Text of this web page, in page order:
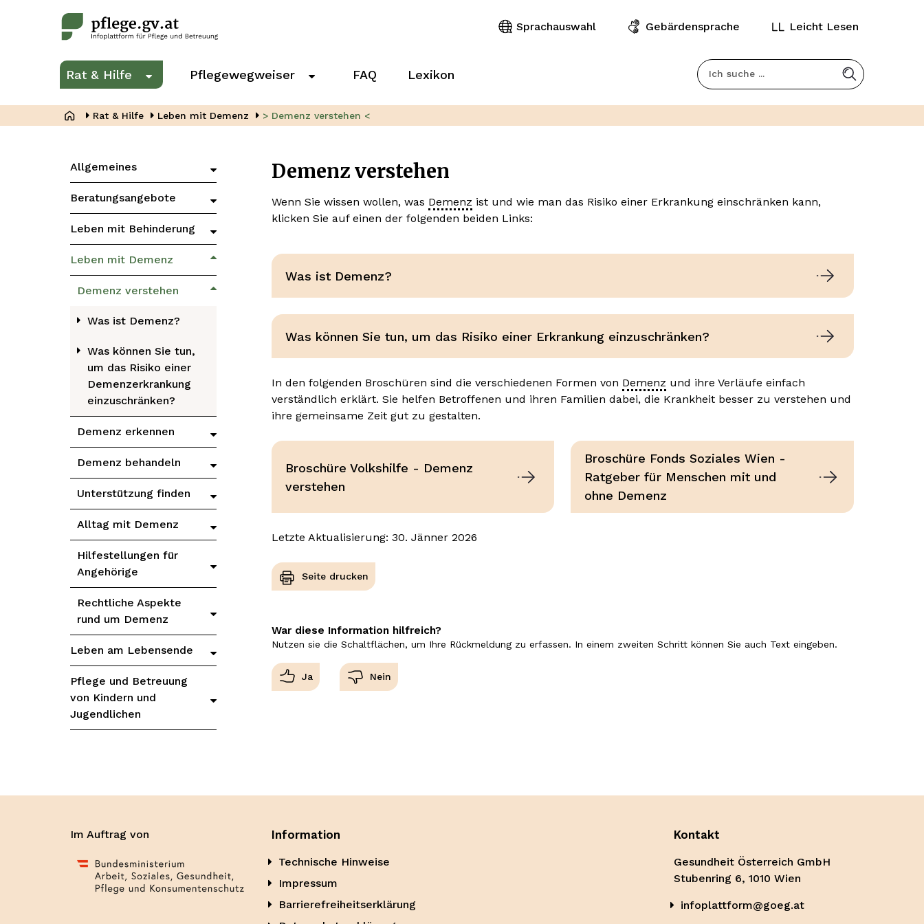
Sprachauswahl Gebärdensprache Leicht Lesen
Hauptnavigation
Rat & Hilfe
Untermenü
„Rat
Pflegewegweiser
Untermenü
„Pflegewegweiser“
FAQ Lexikon
Suchfeld
Pfadnavigation
Rat & Hilfe Leben mit Demenz > Demenz verstehen <
Zweite
Menüebene
Hauptnavigation
Allgemeines
Beratungsangebote
Leben mit Behinderung
Leben mit Demenz
Demenz verstehen
Was ist Demenz?
Was können Sie tun,
um das Risiko einer
Demenzerkrankung
einzuschränken?
Demenz erkennen
Demenz behandeln
Unterstützung finden
Alltag mit Demenz
Hilfestellungen für
Angehörige
Rechtliche Aspekte
rund um Demenz
Leben am Lebensende
Pflege und Betreuung
von Kindern und
Jugendlichen
Demenz verstehen
Wenn Sie wissen wollen, was Demenz ist und wie man das Risiko einer Erkrankung einschränken kann,
klicken Sie auf einen der folgenden beiden Links:
Was ist Demenz?
Was können Sie tun, um das Risiko einer Erkrankung einzuschränken?
In den folgenden Broschüren sind die verschiedenen Formen von Demenz und ihre Verläufe einfach
verständlich erklärt. Sie helfen Betroffenen und ihren Familien dabei, die Krankheit besser zu verstehen und
ihre gemeinsame Zeit gut zu gestalten.
Broschüre Volkshilfe - Demenz
verstehen
Broschüre Fonds Soziales Wien -
Ratgeber für Menschen mit und
ohne Demenz
Letzte Aktualisierung: 30. Jänner 2026
Seite drucken
War diese Information hilfreich?
Nutzen sie die Schaltflächen, um Ihre Rückmeldung zu erfassen. In einem zweiten Schritt können Sie auch Text eingeben.
Im Auftrag von Information
Technische Hinweise
Impressum
Barrierefreiheitserklärung
Kontakt
Gesundheit Österreich GmbH
Stubenring 6, 1010 Wien
infoplattform@goeg.at